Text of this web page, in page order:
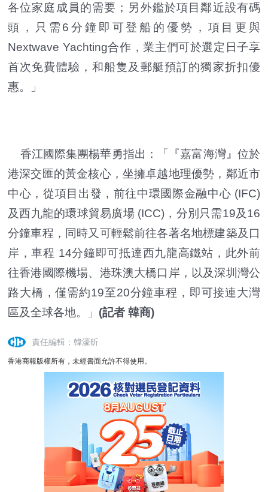
各位家庭成員的需要；另外鑑於項目鄰近設有碼
頭，只需6分鐘即可登船的優勢，項目更與
Nextwave Yachting合作，業主們可於選定日子享
首次免費體驗，和船隻及郵艇預訂的獨家折扣優
惠。」
香江國際集團楊華勇指出：「『嘉富海灣』位於
港深交匯的黃金核心，坐擁卓越地理優勢，鄰近市
中心，從項目出發，前往中環國際金融中心 (IFC)
及西九龍的環球貿易廣場 (ICC)，分別只需19及16
分鐘車程，同時又可輕鬆前往各著名地標建築及口
岸，車程 14分鐘即可抵達西九龍高鐵站，此外前
往香港國際機場、港珠澳大橋口岸，以及深圳灣公
路大橋，僅需約19至20分鐘車程，即可接連大灣
區及全球各地。」 (記者 韓商)
責任編輯：韓濠昕
香港商報版權所有，未經書面允許不得使用。